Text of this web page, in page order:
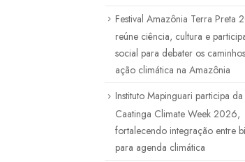
Festival Amazônia Terra Preta
reúne ciência, cultura e
social para debater os
ação climática na Amazônia
Instituto Mapinguari participa da
Caatinga Climate Week 2026,
fortalecendo integração entre
para agenda climática